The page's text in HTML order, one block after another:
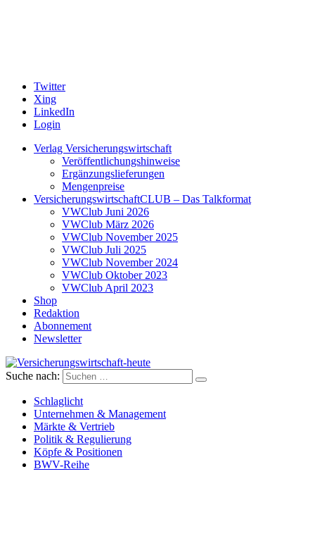
Twitter
Xing
LinkedIn
Login
Verlag Versicherungswirtschaft
Veröffentlichungshinweise
Ergänzungslieferungen
Mengenpreise
VersicherungswirtschaftCLUB – Das Talkformat
VWClub Juni 2026
VWClub März 2026
VWClub November 2025
VWClub Juli 2025
VWClub November 2024
VWClub Oktober 2023
VWClub April 2023
Shop
Redaktion
Abonnement
Newsletter
Versicherungswirtschaft-heute
Suche nach:
Schlaglicht
Unternehmen & Management
Märkte & Vertrieb
Politik & Regulierung
Köpfe & Positionen
BWV-Reihe